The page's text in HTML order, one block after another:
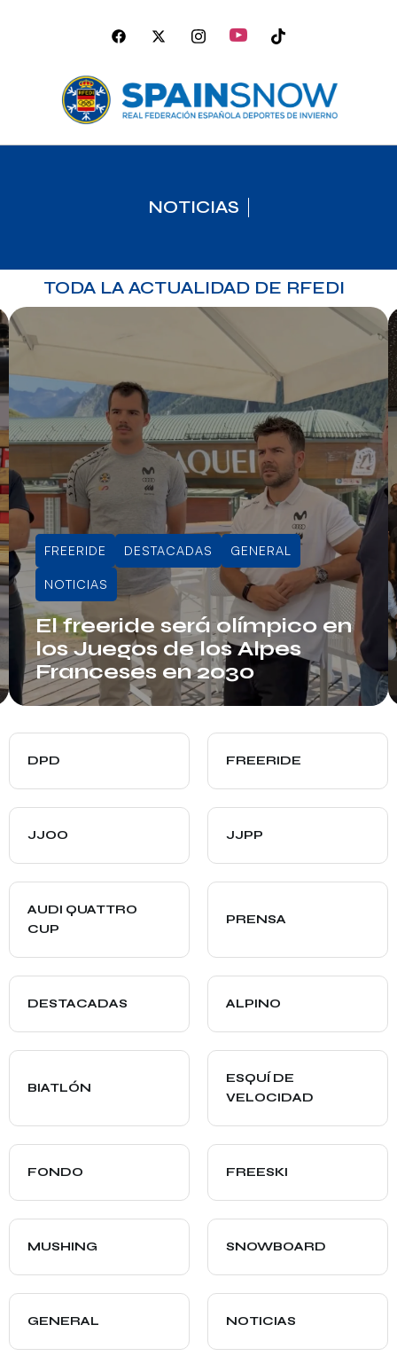
NOTICIAS
TODA LA ACTUALIDAD DE RFEDI
FREERIDE DESTACADAS GENERAL
NOTICIAS
El freeride será olímpico en
los Juegos de los Alpes
Franceses en 2030
Info RFEDI
DPD FREERIDE
JJOO JJPP
AUDI QUATTRO
CUP
PRENSA
DESTACADAS ALPINO
BIATLÓN
ESQUÍ DE
VELOCIDAD
FONDO FREESKI
MUSHING SNOWBOARD
GENERAL NOTICIAS